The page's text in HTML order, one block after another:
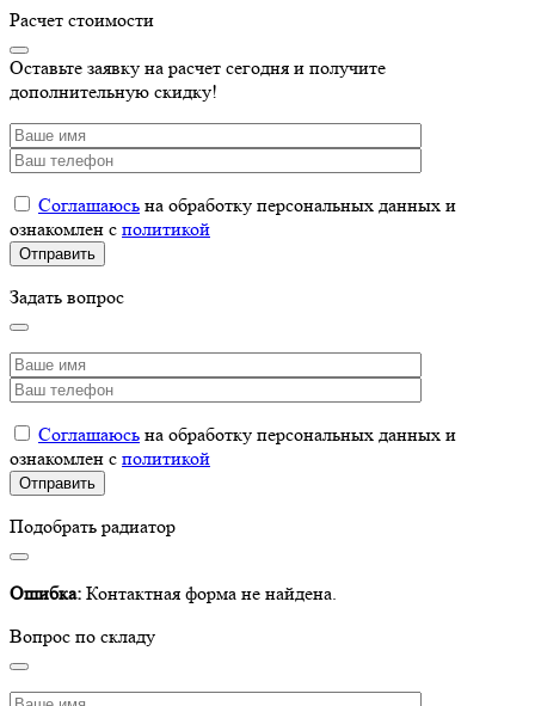
Расчет стоимости
Оставьте заявку на расчет сегодня и получите
дополнительную скидку!
Соглашаюсь на обработку персональных данных и
ознакомлен с политикой
Задать вопрос
Соглашаюсь на обработку персональных данных и
ознакомлен с политикой
Подобрать радиатор
Ошибка: Контактная форма не найдена.
Вопрос по складу